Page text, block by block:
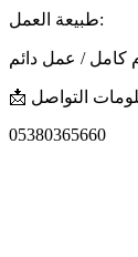
طبيعة العمل:
05380365660